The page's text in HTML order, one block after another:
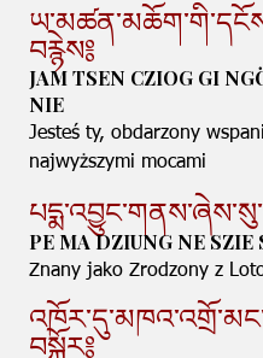
བརྙེས༔
JAM TSEN CZIOG GI
NIE
Jesteś ty, obdarzony
najwyższymi mocami
PE MA DZIUNG NE SZIE
Znany jako Zrodzony z
བསྐོར༔